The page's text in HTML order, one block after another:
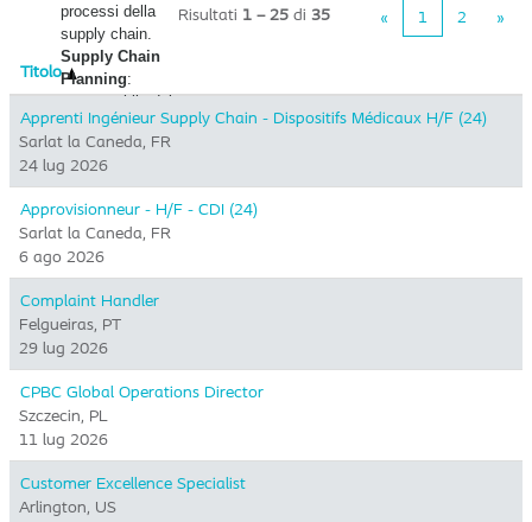
- Supplier Quality
Manager​
processi della
supply chain.
Supply Chain
Planning:
responsabile del
bilanciamento della
domanda e
dell'offerta, della
gestione della
supply chain per il
lancio di nuovi
prodotti e del nostro
Supply Chain
Support Center.
Commercial
Supply Chain
punto di contatto tra
l'organizzazione
commerciale e la
supply chain. E'
responsabile della
previsione della
domanda e della
Risultati 1 – 25 di 35 « 1 2 »
Titolo
Apprenti Ingénieur Supply Chain - Dispositifs Médicaux H/F (24)
Sarlat la Caneda, FR
24 lug 2026
Approvisionneur - H/F - CDI (24)
Sarlat la Caneda, FR
6 ago 2026
Complaint Handler
Felgueiras, PT
29 lug 2026
CPBC Global Operations Director
Szczecin, PL
11 lug 2026
Customer Excellence Specialist
Arlington, US